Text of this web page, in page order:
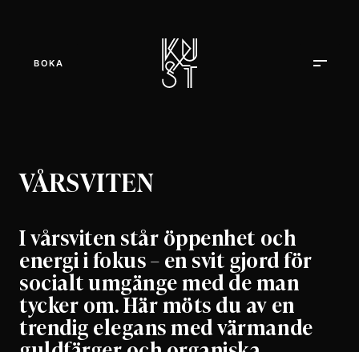
BOKA
VÅRSVITEN
I vårsviten står öppenhet och
energi i fokus – en svit gjord för
socialt umgänge med de man
tycker om. Här möts du av en
trendig elegans med värmande